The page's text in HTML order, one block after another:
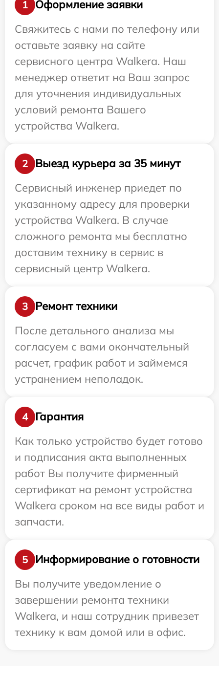
1
Оформление заявки
Свяжитесь с нами по телефону или
оставьте заявку на сайте
сервисного центра Walkera. Наш
менеджер ответит на Ваш запрос
для уточнения индивидуальных
условий ремонта Вашего
устройства Walkera.
2
Выезд курьера за 35 минут
Сервисный инженер приедет по
указанному адресу для проверки
устройства Walkera. В случае
сложного ремонта мы бесплатно
доставим технику в сервис в
сервисный центр Walkera.
3
Ремонт техники
После детального анализа мы
согласуем с вами окончательный
расчет, график работ и займемся
устранением неполадок.
4
Гарантия
Как только устройство будет готово
и подписания акта выполненных
работ Вы получите фирменный
сертификат на ремонт устройства
Walkera сроком на все виды работ и
запчасти.
5
Информирование о готовности
Вы получите уведомление о
завершении ремонта техники
Walkera, и наш сотрудник привезет
технику к вам домой или в офис.